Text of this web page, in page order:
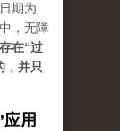
期为
，无障
在“过
，并只
用